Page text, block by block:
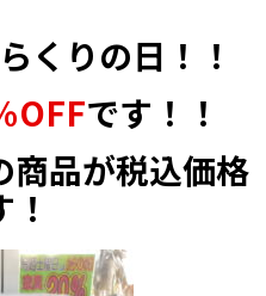
くりの日！！
OFFです！！
商品が税込価格